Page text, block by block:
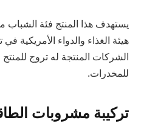
الشركات المنتجة له تروج
للمخدرات.
تركيبة مشروبات